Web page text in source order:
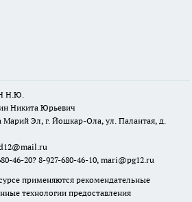
Н.Ю.
Никита Юрьевич
Марий Эл, г. Йошкар-Ола, ул. Палантая, д.
46-20? 8-927-680-46-10, mari@pg12.ru
применяются рекомендательные
технологии предоставления